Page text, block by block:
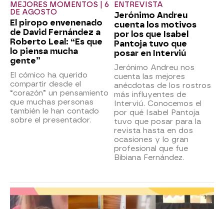
MEJORES MOMENTOS | 6
DE AGOSTO
El piropo envenenado
de David Fernández a
Roberto Leal: “Es que
lo piensa mucha
gente”
El cómico ha querido
compartir desde el
“corazón” un pensamiento
que muchas personas
también le han contado
sobre el presentador.
ENTREVISTA
Jerónimo Andreu
cuenta los motivos
por los que Isabel
Pantoja tuvo que
posar en Interviú
Jerónimo Andreu nos
cuenta las mejores
anécdotas de los rostros
más influyentes de
Interviú. Conocemos el
por qué Isabel Pantoja
tuvo que posar para la
revista hasta en dos
ocasiones y lo gran
profesional que fue
Bibiana Fernández.